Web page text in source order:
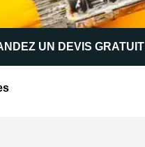
UN DEVIS GRATUIT